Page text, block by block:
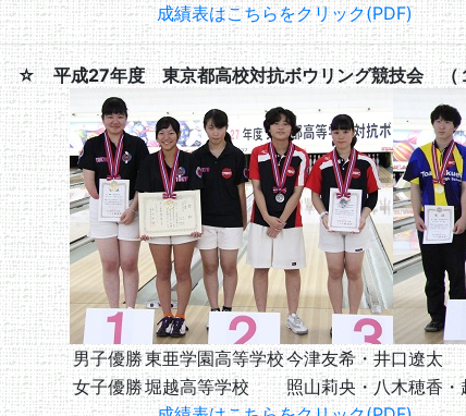
成績表はこちらをクリック(PDF)
☆ 平成27年度 東京都高校対抗ボウリング競技会 （
男子優勝東亜学園高等学校今津友希・井口遼太
女子優勝堀越高等学校
照山莉央・八木穂香・